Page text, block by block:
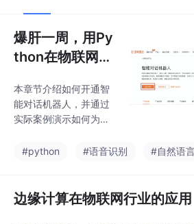
爆肝一周，用Py
thon在物联网设
语音助手-阿里
云智能对话机器
本章节介绍如何开通智
能对话机器人，并通过
实际案例演示如何为机
发布。
#python #语音识别 #自然语
边缘计算在物联网行业的应用